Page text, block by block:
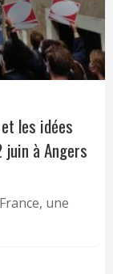
les idées
juin à Angers
une